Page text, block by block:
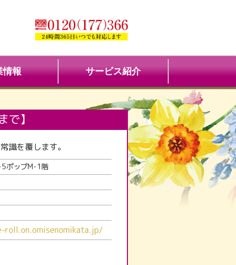
情報 サービス紹介
】
識を覆します。
ポップM-1階